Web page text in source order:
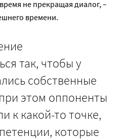
не прекращая диалог, –
времени.
так, чтобы у
собственные
этом оппоненты
к какой-то точке,
которые